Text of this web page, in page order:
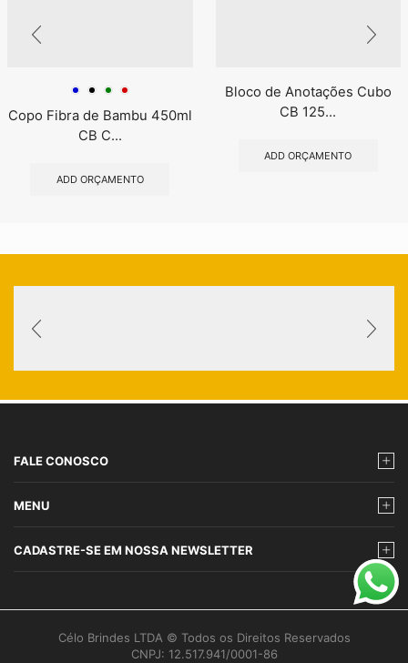
Copo Fibra de Bambu 450ml
CB C...
ADD ORÇAMENTO
Bloco de Anotações Cubo
CB 125...
ADD ORÇAMENTO
FALE CONOSCO
MENU
CADASTRE-SE EM NOSSA NEWSLETTER
Célo Brindes LTDA © Todos os Direitos Reservados
CNPJ: 12.517.941/0001-86